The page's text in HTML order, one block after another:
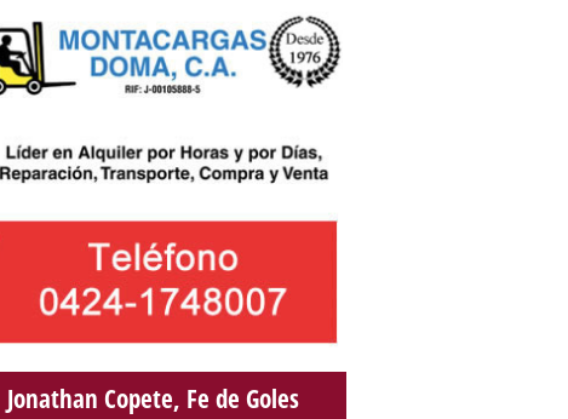
Jonathan Copete, Fe de Goles